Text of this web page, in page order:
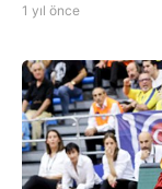
1 yıl önce